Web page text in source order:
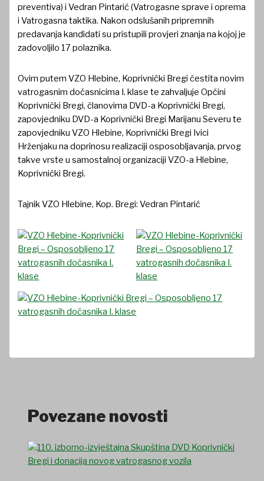
preventiva) i Vedran Pintarić (Vatrogasne sprave i oprema
i Vatrogasna taktika. Nakon odslušanih pripremnih
predavanja kandidati su pristupili provjeri znanja na kojoj je
zadovoljilo 17 polaznika.
Ovim putem VZO Hlebine, Koprivnički Bregi čestita novim
vatrogasnim dočasnicima I. klase te zahvaljuje Općini
Koprivnički Bregi, članovima DVD-a Koprivnički Bregi,
zapovjedniku DVD-a Koprivnički Bregi Marijanu Severu te
zapovjedniku VZO Hlebine, Koprivnički Bregi Ivici
Hrženjaku na doprinosu realizaciji osposobljavanja, prvog
takve vrste u samostalnoj organizaciji VZO-a Hlebine,
Koprivnički Bregi.
Tajnik VZO Hlebine, Kop. Bregi: Vedran Pintarić
Povezane novosti